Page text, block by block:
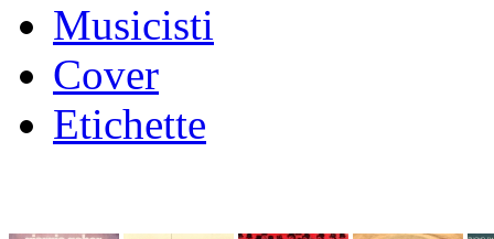
Musicisti
Cover
Etichette